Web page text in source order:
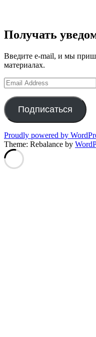
Получать
Введите e-mail, и мы
материалах.
Email
Address
Подписаться
Proudly powered by
Theme: Rebalance by